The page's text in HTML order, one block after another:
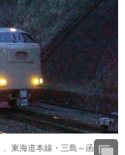
東海道本線・三島～函